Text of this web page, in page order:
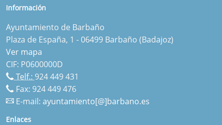
Información
Ayuntamiento de Barbaño
Plaza de España, 1 - 06499 Barbaño (Badajoz)
Ver mapa
CIF: P0600000D
Telf.: 924 449 431
Fax: 924 449 476
E-mail: ayuntamiento[@]barbano.es
Enlaces